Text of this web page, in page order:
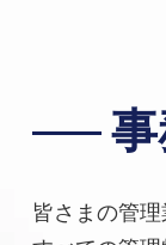
皆さまの管